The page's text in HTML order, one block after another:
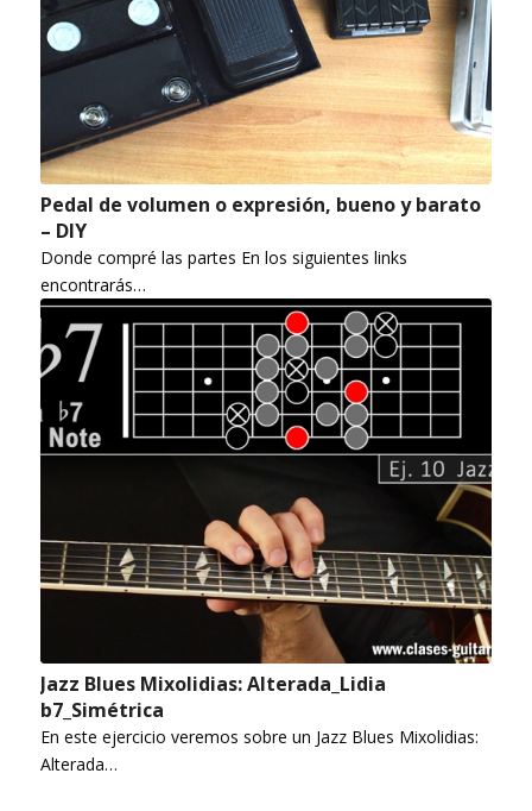
Pedal de volumen o expresión, bueno y barato
– DIY
Donde compré las partes En los siguientes links
encontrarás…
Jazz Blues Mixolidias: Alterada_Lidia
b7_Simétrica
En este ejercicio veremos sobre un Jazz Blues Mixolidias:
Alterada…